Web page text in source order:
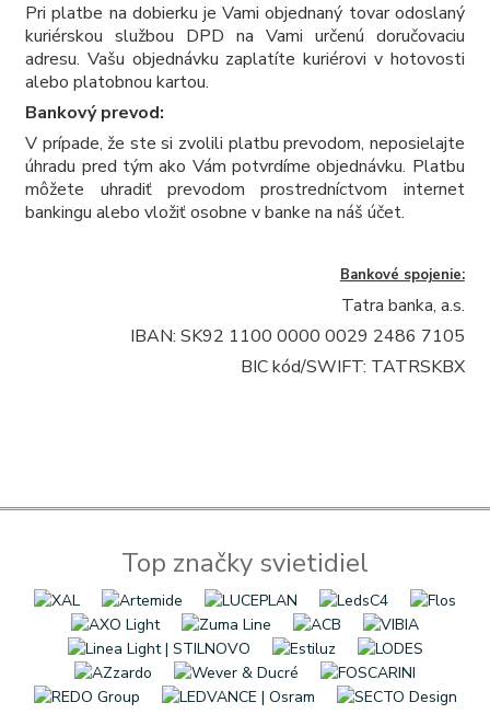
Pri platbe na dobierku je Vami objednaný tovar odoslaný
kuriérskou službou DPD na Vami určenú doručovaciu
adresu. Vašu objednávku zaplatíte kuriérovi v hotovosti
alebo platobnou kartou.
Bankový prevod:
V prípade, že ste si zvolili platbu prevodom, neposielajte
úhradu pred tým ako Vám potvrdíme objednávku. Platbu
môžete uhradiť prevodom prostredníctvom internet
bankingu alebo vložiť osobne v banke na náš účet.
Bankové spojenie:
Tatra banka, a.s.
IBAN: SK92 1100 0000 0029 2486 7105
BIC kód/SWIFT: TATRSKBX
Top značky svietidiel